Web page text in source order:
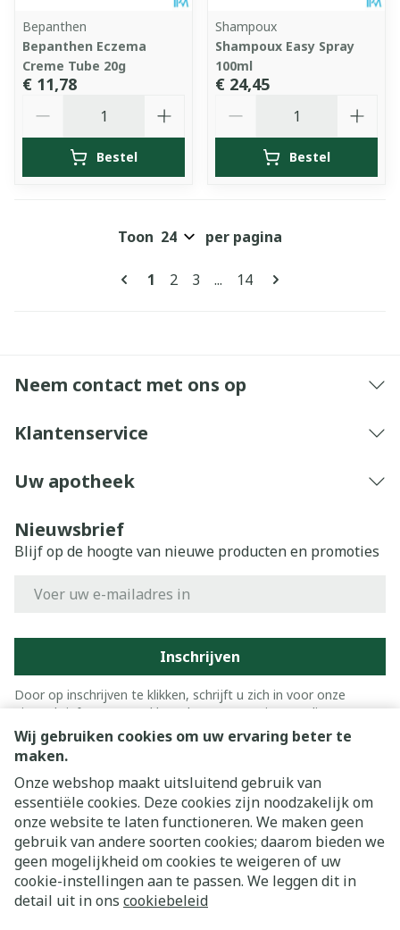
Wij gebruiken cookies om uw ervaring beter te
maken.
Onze webshop maakt uitsluitend gebruik van
essentiële cookies. Deze cookies zijn noodzakelijk om
onze website te laten functioneren. We maken geen
gebruik van andere soorten cookies; daarom bieden we
geen mogelijkheid om cookies te weigeren of uw
cookie-instellingen aan te passen. We leggen dit in
detail uit in ons cookiebeleid
Bepanthen
Bepanthen Eczema
Creme Tube 20g
€ 11,78
Bestel
Shampoux
Shampoux Easy Spray
100ml
€ 24,45
Bestel
Pagina's
U lees momenteel pagina
1 Pagina
2 Pagina
3 ... Pagina
14
Toon per pagina
Neem contact met ons op
Klantenservice
Uw apotheek
Nieuwsbrief
Blijf op de hoogte van nieuwe producten en promoties
Inschrijven
Door op inschrijven te klikken, schrijft u zich in voor onze
nieuwsbrief en gaat u akkoord met onzeprivacy policy.
Juridische links